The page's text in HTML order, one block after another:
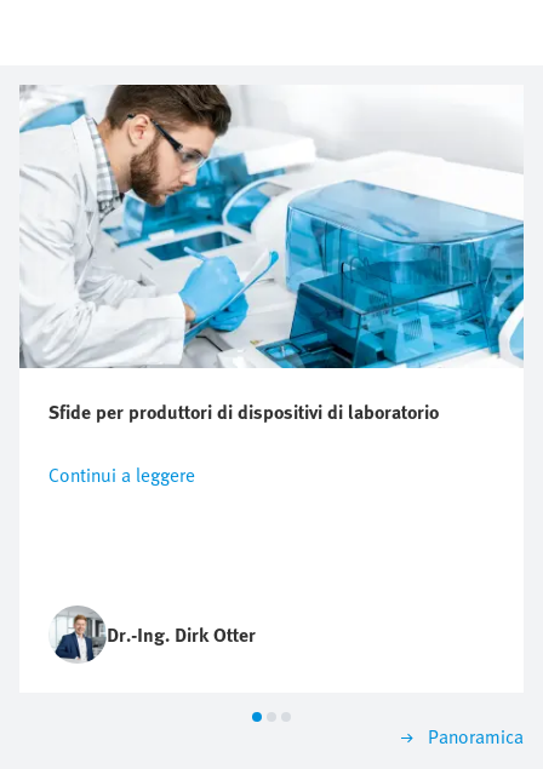
Sfide per produttori di dispositivi di laboratorio
Continui a leggere
Dr.-Ing. Dirk Otter
Panoramica